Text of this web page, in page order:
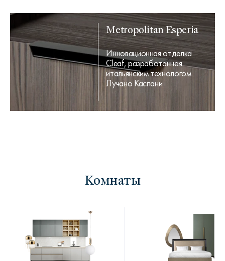
Metropolitan Esperia
Инновационная отделка
Cleaf, разработанная
итальянским технологом
Лучано Каспани
Комнаты